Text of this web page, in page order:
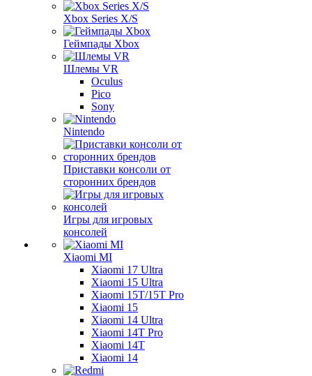
Xbox Series X/S
Геймпады Xbox
Шлемы VR
Oculus
Pico
Sony
Nintendo
Приставки консоли от
сторонних брендов
Игры для игровых
консолей
Xiaomi MI
Xiaomi 17 Ultra
Xiaomi 15 Ultra
Xiaomi 15T/15T Pro
Xiaomi 15
Xiaomi 14 Ultra
Xiaomi 14T Pro
Xiaomi 14T
Xiaomi 14